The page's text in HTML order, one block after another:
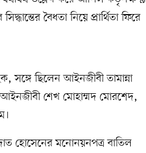
বৈধতা নিয়ে প্রার্থিতা ফিরে
ছিলেন আইনজীবী তামান্না
আইনজীবী শেখ মোহাম্মদ মোরশেদ,
হোসেনের মনোনয়নপত্র বাতিল